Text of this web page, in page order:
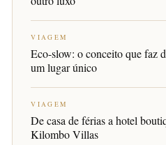
VIAGEM
Eco-slow: o conceito que faz
um lugar único
VIAGEM
De casa de férias a hotel
Kilombo Villas